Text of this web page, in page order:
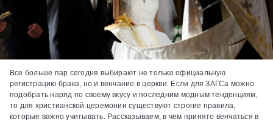
Все больше пар сегодня выбирают не только официальную
регистрацию брака, но и венчание в церкви. Если для ЗАГСа можно
подобрать наряд по своему вкусу и последним модным тенденциям,
то для христианской церемонии существуют строгие правила,
которые важно учитывать. Рассказываем, в чем принято венчаться в